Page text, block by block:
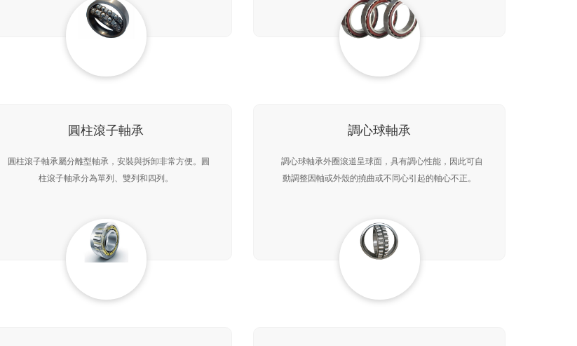
布
圓柱滾子軸承
圓柱滾子軸承屬分離型軸承，安裝與拆卸非常方便。圓
柱滾子軸承分為單列、雙列和四列。
調心球軸承
調心球軸承外圈滾道呈球面，具有調心性能，因此可自
動調整因軸或外殼的撓曲或不同心引起的軸心不正。